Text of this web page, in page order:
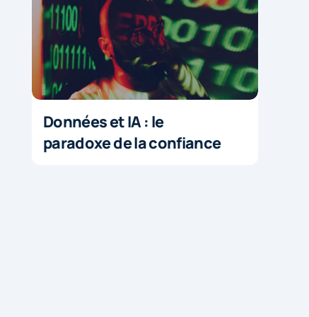
Données et IA : le
paradoxe de la confiance